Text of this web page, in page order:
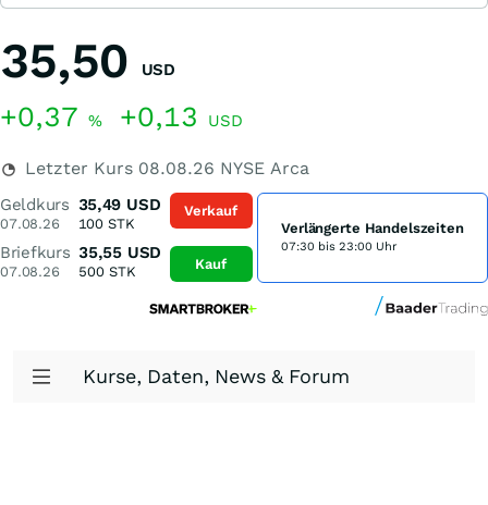
35,50 USD
+0,37 % +0,13 USD
Letzter Kurs 08.08.26 NYSE Arca
Geldkurs
07.08.26
35,49 USD
100 STK
Briefkurs
07.08.26
35,55 USD
500STK
Verkauf
Kauf
Verlängerte Handelszeiten
07:30 bis 23:00 Uhr
Kurse, Daten, News & Forum